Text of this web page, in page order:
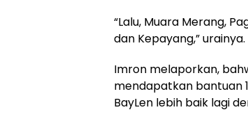
“Lalu, Muara Merang,
dan Kepayang,” urainya.
Imron melaporkan,
mendapatkan bantuan
BayLen lebih baik lagi